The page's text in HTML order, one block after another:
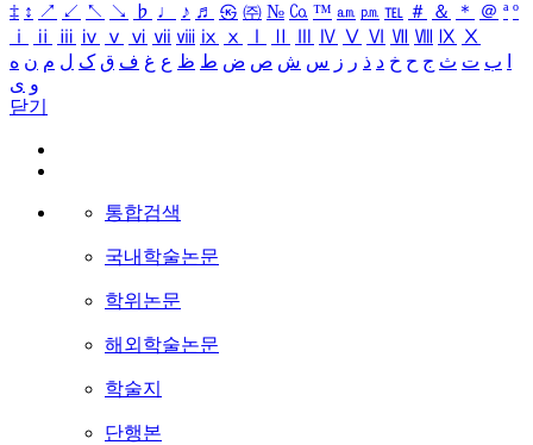
‡ ↕ ↗ ↙ ↖ ↘ ♭ ♩ ♪ ♬ ㉿ ㈜ № ㏇ ™ ㏂ ㏘ ℡ ＃ ＆ ＊ ＠ ª º
ⅰ
ⅱ ⅲ ⅳ ⅴ ⅵ ⅶ ⅷ ⅸ ⅹ Ⅳ Ⅴ Ⅵ Ⅶ Ⅷ Ⅸ Ⅹ
ب ت ث ج ح خ د ذ ر ز س ش ص ض ط ظ ع غ ف ق ک ل م ن ه
و ی
닫기
통합검색
국내학술논문
학위논문
해외학술논문
학술지
단행본